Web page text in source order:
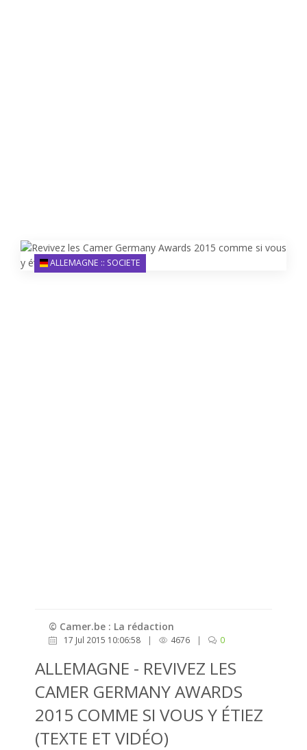
ALLEMAGNE :: SOCIETE
© Camer.be : La rédaction
17 Jul 2015 10:06:58 | 4676 | 0
ALLEMAGNE - REVIVEZ LES
CAMER GERMANY AWARDS
2015 COMME SI VOUS Y ÉTIEZ
(TEXTE ET VIDÉO)